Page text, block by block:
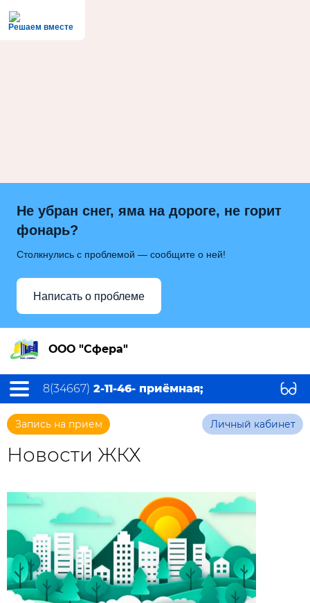
Решаем вместе
Не убран снег, яма на дороге, не горит
фонарь?
Столкнулись с проблемой — сообщите о ней!
Написать о проблеме
ООО "Сфера"
8(34667) 2-11-46- приёмная;
Запись на прием Личный кабинет
Новости ЖКХ